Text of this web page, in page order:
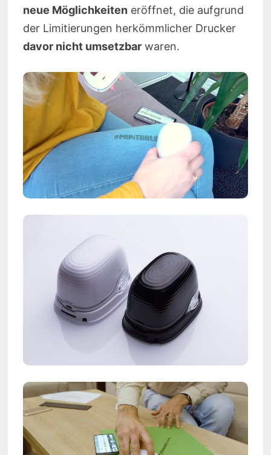
neue Möglichkeiten eröffnet, die aufgrund
der Limitierungen herkömmlicher Drucker
davor nicht umsetzbarwaren.